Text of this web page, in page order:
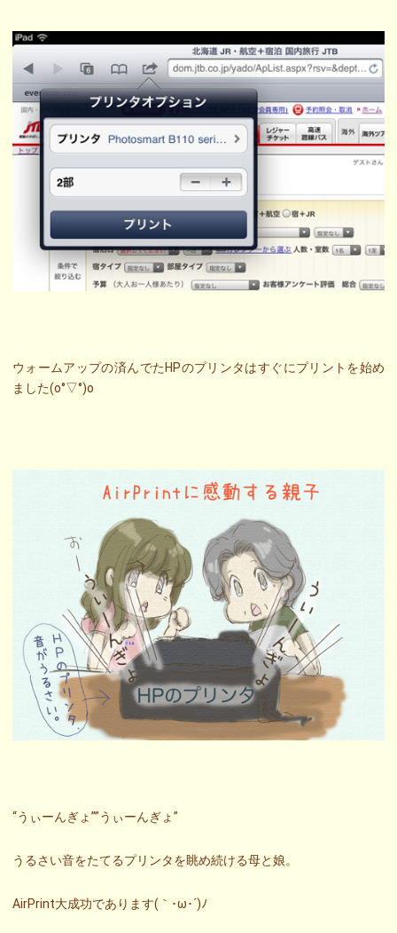
ウォームアップの済んでたHPのプリンタはすぐにプリントを始め
ました(o°▽°)o
“うぃーんぎょ””うぃーんぎょ”
うるさい音をたてるプリンタを眺め続ける母と娘。
AirPrint大成功であります(｀･ω･´)ﾉ